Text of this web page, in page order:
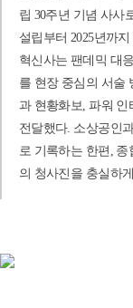
립 30주년 기념 사사
설립부터 2025년까
혁신사는 팬데믹 대
를 현장 중심의 서술
과 현황화보, 파워
전달했다. 소상공인
로 기록하는 한편,
의 청사진을 충실하